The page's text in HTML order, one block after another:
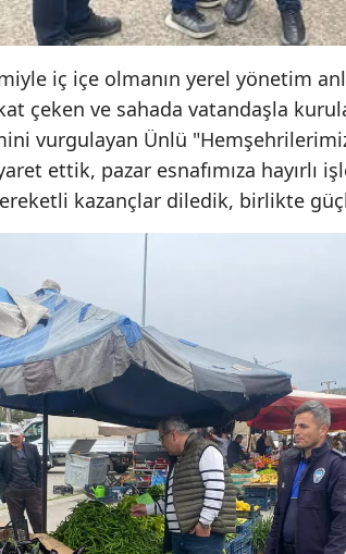
iç içe olmanın yerel yönetim
çeken ve sahada vatandaşla
vurgulayan Ünlü
ettik, pazar esnafımıza hayırlı
kazançlar diledik, birlikte